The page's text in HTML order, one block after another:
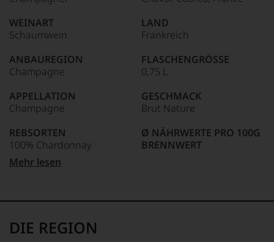
Unter 85 Punkte:
edlen
Weine
der
Welt,
kaum
ein
Das
dokumentieren
auch
und
gerade
mit
Medaillen
Weinjournalisten
WEINART
Schaumwein
ANBAUREGION
Champagne
APPELLATION
Champagne
REBSORTEN
100% Chardonnay
TRINKTEMPERATUR
ALKOHOLGEHALT
LAND
Frankreich
FLASCHENGRÖSSE
0,75 L
GESCHMACK
Brut Nature
Ø NÄHRWERTE PRO 100G
BRENNWERT
Fettsäuren: 0 g
Mehr lesen
DIE REGION